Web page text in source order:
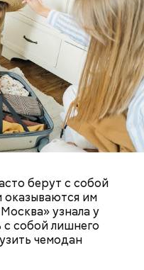
берут с собой
оказываются им
узнала у
с собой лишнего
чемодан
на Митинское
дата. Потом
и говорим о
он.